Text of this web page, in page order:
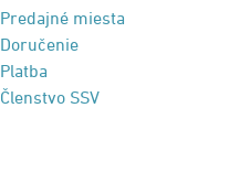
Predajné miesta
Doručenie
Platba
Členstvo SSV